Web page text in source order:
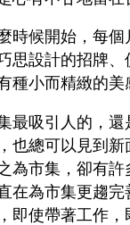
時候開始，每
思設計的招牌
種小而精緻的
最吸引人的，
也總可以見到
為市集，卻有
在為市集更趨
即使帶著工作